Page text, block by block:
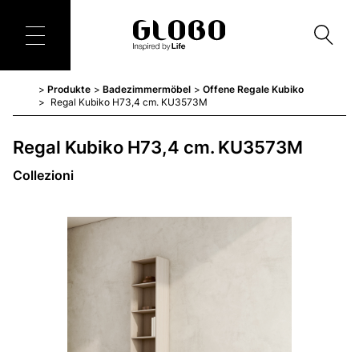
Produkte Badezimmermöbel
Offene Regale Kubiko
Regal Kubiko H73,4 cm. KU3573M
Regal Kubiko H73,4 cm. KU3573M
Collezioni